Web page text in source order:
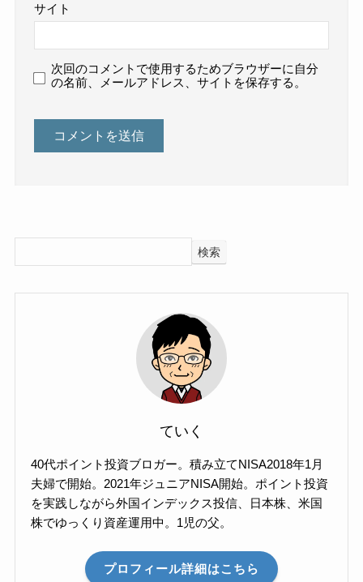
サイト
次回のコメントで使用するためブラウザーに自分
の名前、メールアドレス、サイトを保存する。
検索
ていく
40代ポイント投資ブロガー。積み立てNISA2018年1月
夫婦で開始。2021年ジュニアNISA開始。ポイント投資
を実践しながら外国インデックス投信、日本株、米国
株でゆっくり資産運用中。1児の父。
プロフィール詳細はこちら